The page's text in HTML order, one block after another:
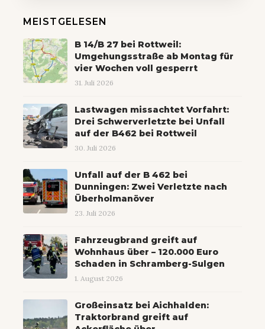
MEISTGELESEN
B 14/B 27 bei Rottweil:
Umgehungsstraße ab Montag für
vier Wochen voll gesperrt
31. Juli 2026
Lastwagen missachtet Vorfahrt:
Drei Schwerverletzte bei Unfall
auf der B462 bei Rottweil
30. Juli 2026
Unfall auf der B 462 bei
Dunningen: Zwei Verletzte nach
Überholmanöver
23. Juli 2026
Fahrzeugbrand greift auf
Wohnhaus über – 120.000 Euro
Schaden in Schramberg-Sulgen
1. August 2026
Großeinsatz bei Aichhalden:
Traktorbrand greift auf